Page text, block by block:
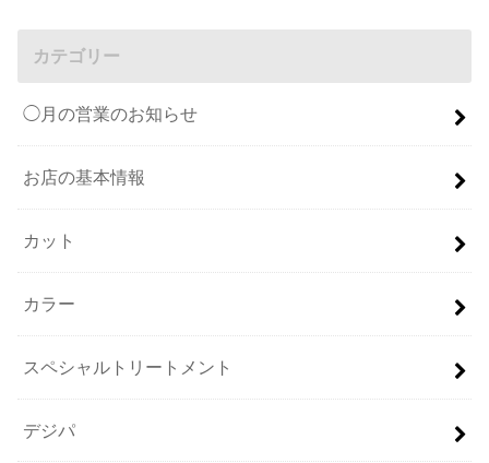
カテゴリー
◯月の営業のお知らせ
お店の基本情報
カット
カラー
スペシャルトリートメント
デジパ